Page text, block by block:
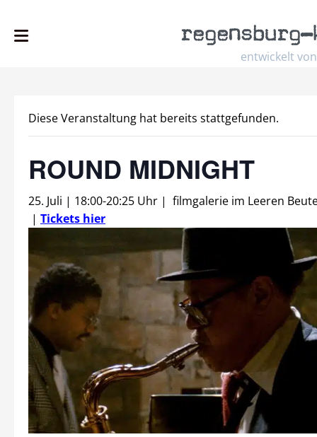
entwickelt von
regensburg–
Diese Veranstaltung hat bereits stattgefunden.
ROUND MIDNIGHT
25. Juli | 18:00-20:25 Uhr | filmgalerie im Leeren
| Tickets hier